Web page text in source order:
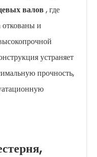
валов , где
и
устраняет
прочность,